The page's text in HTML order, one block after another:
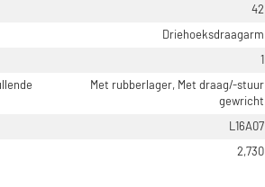
42
Driehoeksdraagarm
1
Met rubberlager, Met draag/-stuur
gewricht
L16A07
2,730